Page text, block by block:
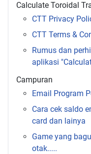
Calculate Toroidal
CTT Privacy
CTT Terms &
Rumus dan
aplikasi
Campuran
Email Program
Cara cek saldo
card dan lainya
Game yang
otak.....